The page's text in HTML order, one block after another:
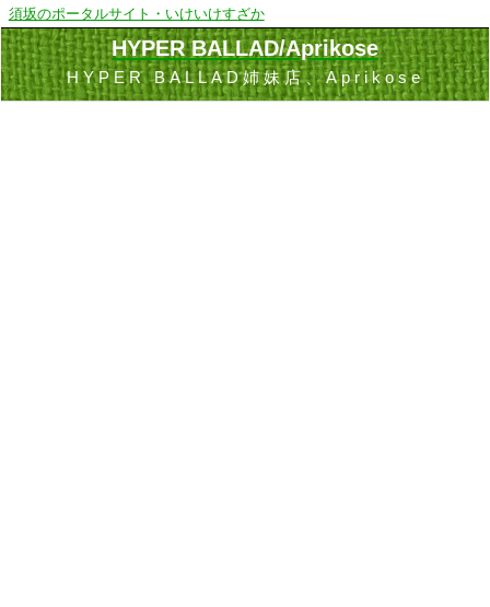
須坂のポータルサイト・いけいけすざか
HYPER BALLAD/Aprikose
HYPER BALLAD姉妹店、Aprikose